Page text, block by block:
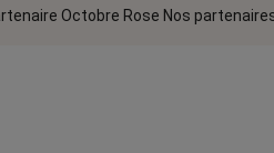
Octobre Rose Nos